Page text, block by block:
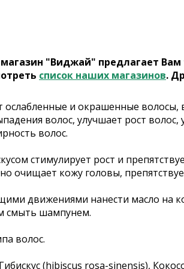
"Виджай" предлагает
список наших магазинов.
ослабленные и окрашенные
волос, улучшает рост
волос.
стимулирует рост и
очищает кожу головы,
движениями нанести масло на
смыть шампунем.
волос.
(hibiscus rosa-sinensis),